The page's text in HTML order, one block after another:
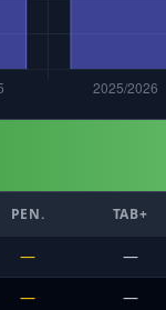
PEN. TAB+
— —
— —